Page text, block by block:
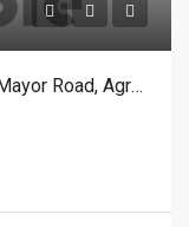
Budget 2-Bedroom Flat For Rent At Mayor Road, Agrabad | আগ্রাবাদ ৭ নং মেয়র রোডে ২ বেডরুমের ফ্ল্যাট ভাড়া